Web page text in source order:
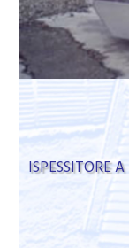
ISPESSITORE